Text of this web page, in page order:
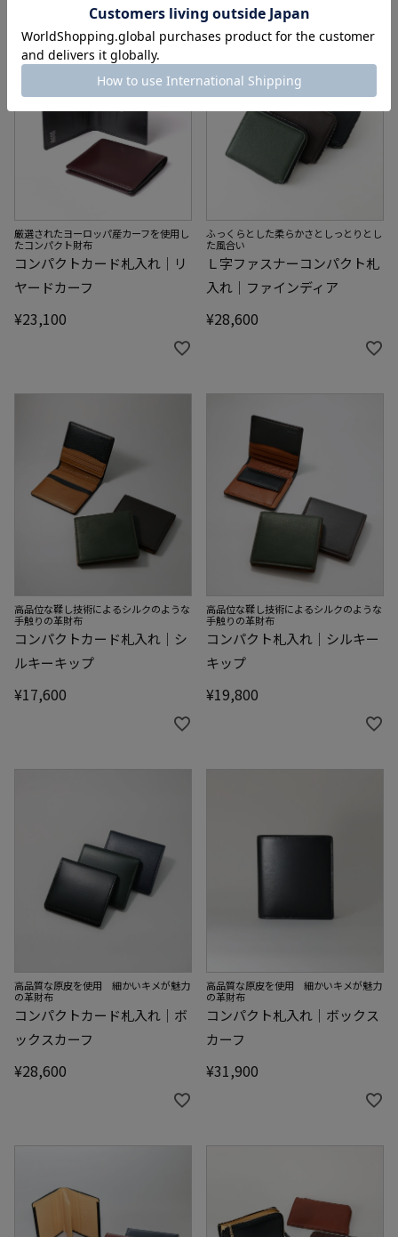
厳選されたヨーロッパ産カーフを使用し
たコンパクト財布
コンパクトカード札入れ｜リ
ヤードカーフ
¥23,100
ふっくらとした柔らかさとしっとりとし
た風合い
Ｌ字ファスナーコンパクト札
入れ｜ファインディア
¥28,600
高品位な鞣し技術によるシルクのような
手触りの革財布
コンパクトカード札入れ｜シ
ルキーキップ
¥17,600
高品位な鞣し技術によるシルクのような
手触りの革財布
コンパクト札入れ｜シルキー
キップ
¥19,800
高品質な原皮を使用 細かいキメが魅力
の革財布
コンパクトカード札入れ｜ボ
ックスカーフ
¥28,600
高品質な原皮を使用 細かいキメが魅力
の革財布
コンパクト札入れ｜ボックス
カーフ
¥31,900